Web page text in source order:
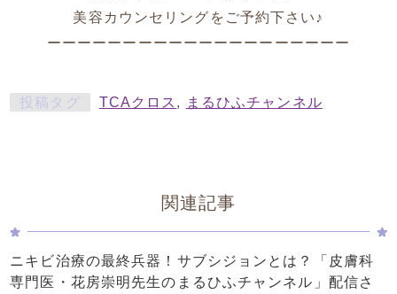
美容カウンセリングをご予約下さい♪
ーーーーーーーーーーーーーーーーーーーー
投稿タグ TCAクロス , まるひふチャンネル
関連記事
ニキビ治療の最終兵器！サブシジョンとは？「皮膚科
専門医・花房崇明先生のまるひふチャンネル」配信さ